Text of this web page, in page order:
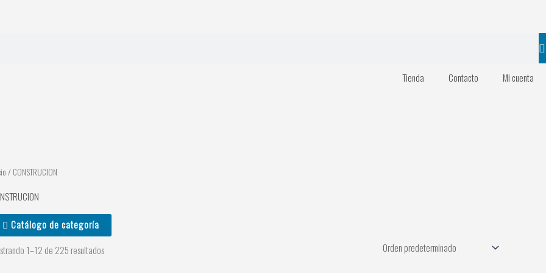
Tienda Contacto Mi cuenta
/ CONSTRUCION
Catálogo de categoría
1–12 de 225 resultados